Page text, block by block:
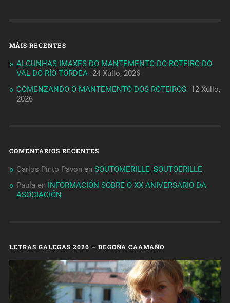
MÁIS RECENTES
ALGUNHAS IMAXES DO MANTEMENTO DO ROTEIRO DO
VAL DO RÍO TÓRDEA 24 Xullo, 2026
COMENZANDO O MANTEMENTO DOS ROTEIROS 12 Xullo,
2026
COMENTARIOS RECENTES
Carlos Pinto Pavon en SOUTOMERILLE_SOUTOERILLE
Paula en
INFORMACIÓN SOBRE O XX ANIVERSARIO DA
ASOCIACIÓN
LETRAS GALEGAS 2026 – BEGOÑA CAAMAÑO